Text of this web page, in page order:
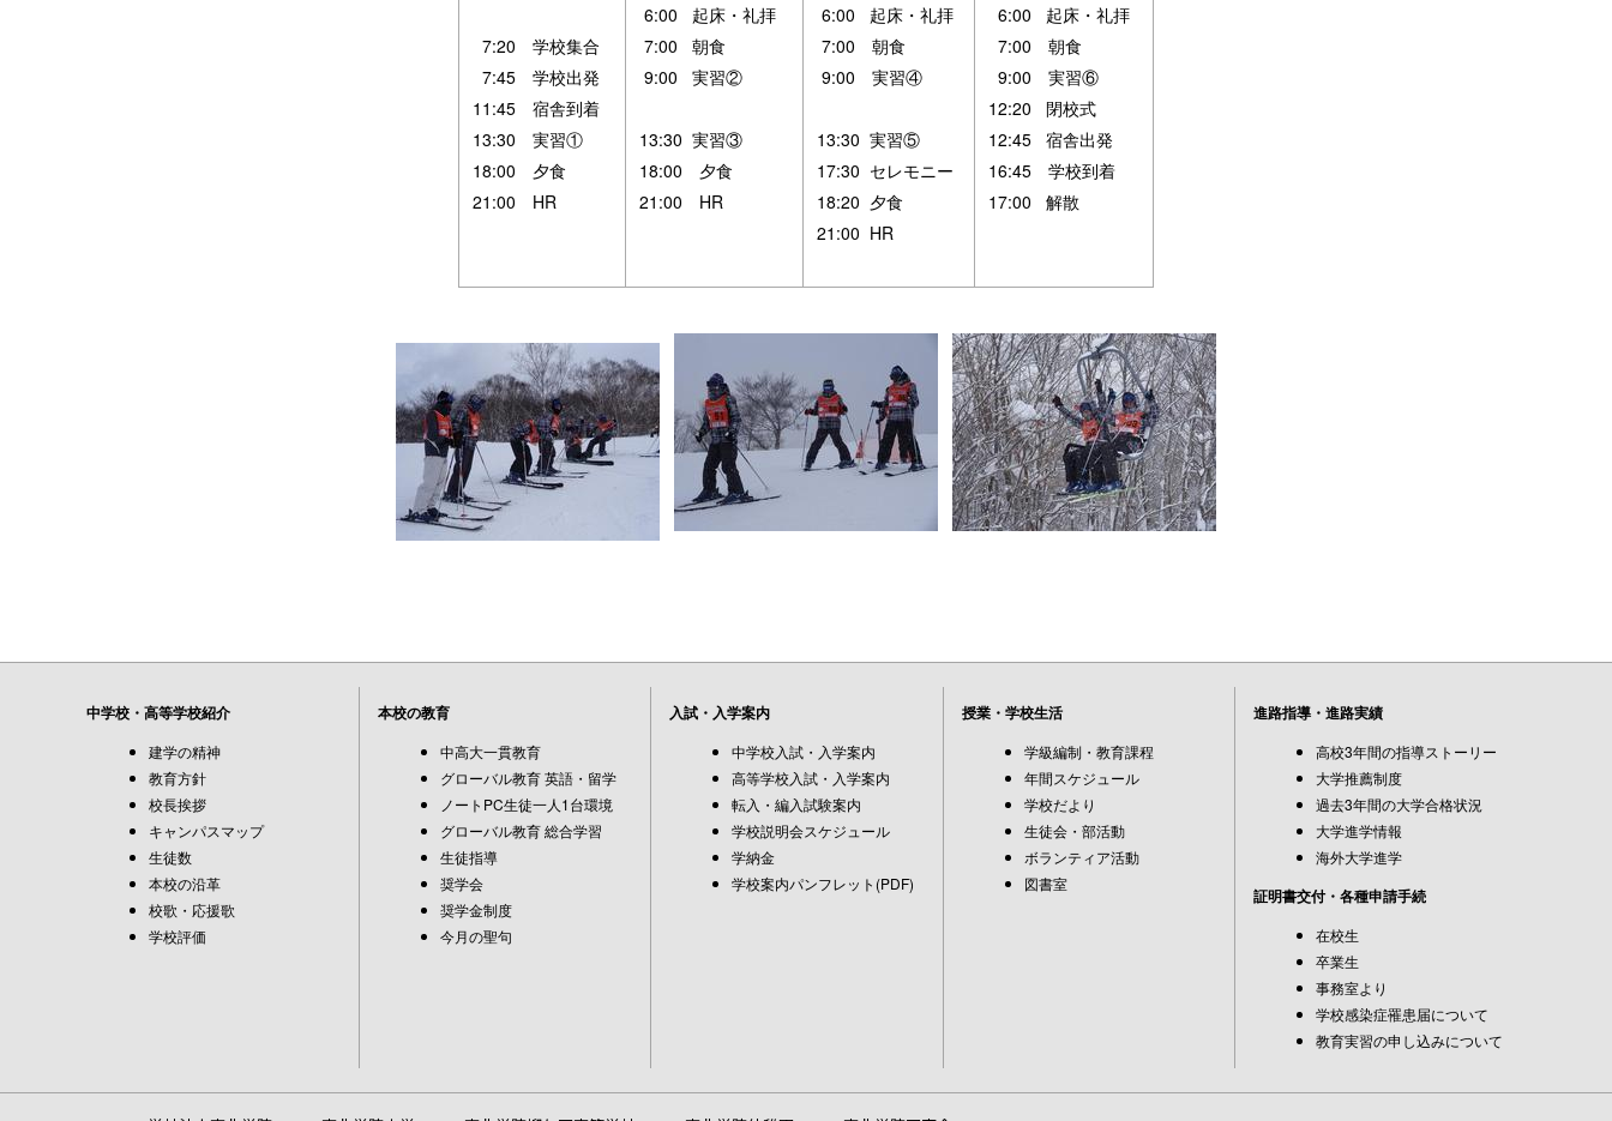
7:20 学校集合
7:45 学校出発
11:45 宿舎到着
13:30 実習①
18:00 夕食
21:00 HR
6:00 起床・礼拝
7:00 朝食
9:00 実習②
13:30 実習③
18:00 夕食
21:00 HR
6:00 起床・礼拝
7:00 朝食
9:00 実習④
13:30 実習⑤
17:30 セレモニー
18:20 夕食
21:00 HR
6:00 起床・礼拝
7:00 朝食
9:00 実習⑥
12:20 閉校式
12:45 宿舎出発
16:45 学校到着
17:00 解散
中学校・高等学校紹介
建学の精神
教育方針
校長挨拶
キャンパスマップ
生徒数
本校の沿革
校歌・応援歌
学校評価
本校の教育
中高大一貫教育
グローバル教育 英語・留学
ノートPC生徒一人1台環境
グローバル教育 総合学習
生徒指導
奨学会
奨学金制度
今月の聖句
入試・入学案内
中学校入試・入学案内
高等学校入試・入学案内
転入・編入試験案内
学校説明会スケジュール
学納金
学校案内パンフレット(PDF)
授業・学校生活
学級編制・教育課程
年間スケジュール
学校だより
生徒会・部活動
ボランティア活動
図書室
進路指導・進路実績
高校3年間の指導ストーリー
大学推薦制度
過去3年間の大学合格状況
大学進学情報
海外大学進学
証明書交付・各種申請手続
在校生
卒業生
事務室より
学校感染症罹患届について
教育実習の申し込みについて